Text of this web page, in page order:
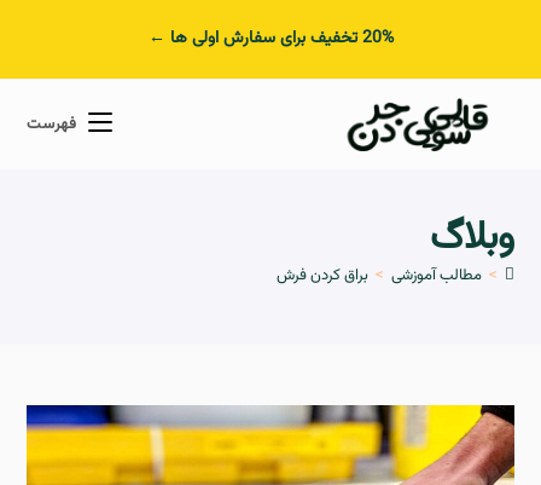
20% تخفیف برای سفارش اولی ها ←
فهرست
وبلاگ
> مطالب آموزشی > براق کردن فرش